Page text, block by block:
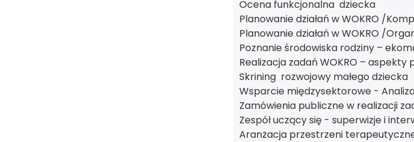
Ocena funkcjonalna dziecka
Planowanie działań w WOKRO /
Planowanie działań w WOKRO /
Poznanie środowiska rodziny –
Realizacja zadań WOKRO –
Skrining rozwojowy małego dziecka
Wsparcie międzysektorowe -
Zamówienia publiczne w realizacji
Zespół uczący się - superwizje i
Aranżacja przestrzeni